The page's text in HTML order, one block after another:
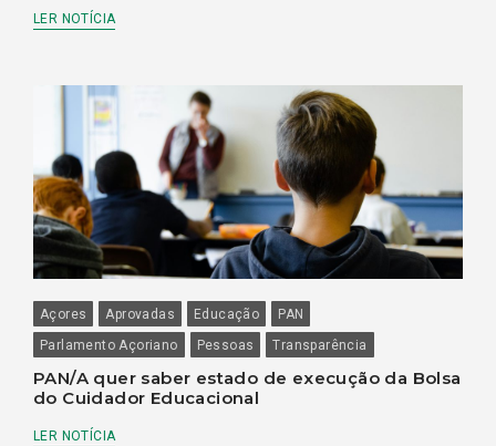
LER NOTÍCIA
Açores Aprovadas Educação
PAN
Parlamento Açoriano
Pessoas Transparência
PAN/A quer saber estado de execução da Bolsa
do Cuidador Educacional
LER NOTÍCIA